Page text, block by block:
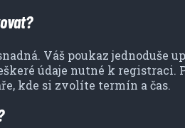
Váš poukaz jednoduše
údaje nutné k registraci.
kde si zvolíte termín a čas.